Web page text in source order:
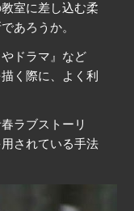
室に差し込む柔
あろうか。
ドラマ』など
く際に、よく利
ラブストーリ
されている手法